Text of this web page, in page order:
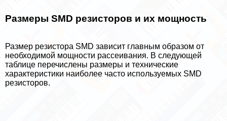
Размеры SMD резисторов и их мощность
Размер резистора SMD зависит главным образом от
необходимой мощности рассеивания. В следующей
таблице перечислены размеры и технические
хаpaктеристики наиболее часто используемых SMD
резисторов.